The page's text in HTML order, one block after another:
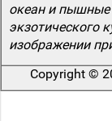
океан и пышные
экзотического
изображении
Copyright ©